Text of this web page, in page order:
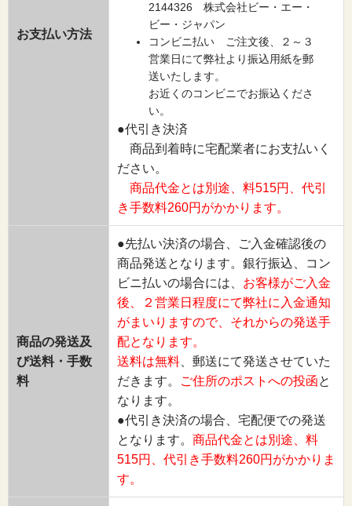
お支払い方法
2144326 株式会社ビー・エー・
ビー・ジャパン
コンビニ払い ご注文後、２～３
営業日にて弊社より振込用紙を郵
送いたします。
お近くのコンビニでお振込くださ
い。
●代引き決済
商品到着時に宅配業者にお支払いく
ださい。
商品代金とは別途、料515円、代引
き手数料260円がかかります。
商品の発送及
び送料・手数
料
●先払い決済の場合、ご入金確認後の
商品発送となります。銀行振込、コン
ビニ払いの場合には、 お客様がご入金
後、２営業日程度にて弊社に入金通知
がまいりますので、それからの発送手
配となります。
送料は無料、郵送にて発送させていた
だきます。
ご住所のポストへの投函と
なります。
●代引き決済の場合、宅配便での発送
となります。 商品代金とは別途、料
515円、代引き手数料260円がかかりま
す。